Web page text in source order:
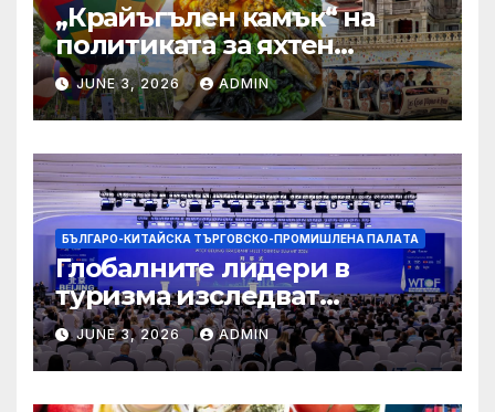
„Крайъгълен камък“ на
политиката за яхтен
туризъм на GBA
JUNE 3, 2026 ADMIN
БЪЛГАРО-КИТАЙСКА ТЪРГОВСКО-ПРОМИШЛЕНА ПАЛAТА
Глобалните лидери в
туризма изследват
бъдещето на пътуването,
управлявано от AI
JUNE 3, 2026 ADMIN